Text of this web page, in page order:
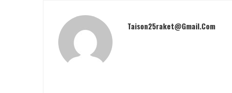
Taison25raket@gmail.com